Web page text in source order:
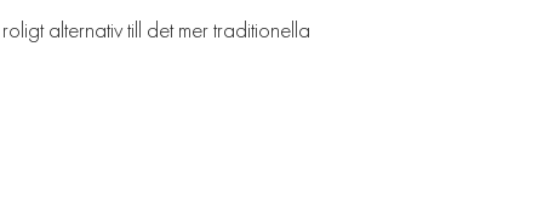
alternativ till det mer traditionella